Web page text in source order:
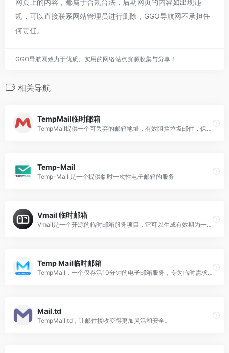
网页上的内容，都属于合规合法，后期网页的内容如出现违
规，可以直接联系网站管理员进行删除，GGO导航网不承担任
何责任。
GGO导航网致力于优质、实用的网络站点资源收集与分享！
相关导航
TempMail临时邮箱
TempMail提供一个可丢弃的邮箱地址，有效阻挡垃圾邮件，保护个人隐私。
Temp-Mail
Temp-Mail 是一个提供临时一次性电子邮箱的服务
Vmail 临时邮箱
Vmail是一个开源的临时邮箱服务项目，它可以生成有效期为一天的临时邮箱地址。
Temp Mail临时邮箱
TempMail，一个仅存活10分钟的电子邮箱服务，专为临时需求而生。
Mail.td
TempMail.td，让邮件接收变得更加灵活和安全。